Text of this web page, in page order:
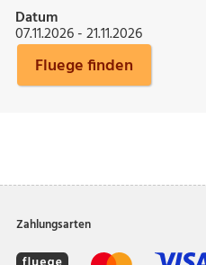
Datum
07.11.2026 - 21.11.2026
Fluege finden